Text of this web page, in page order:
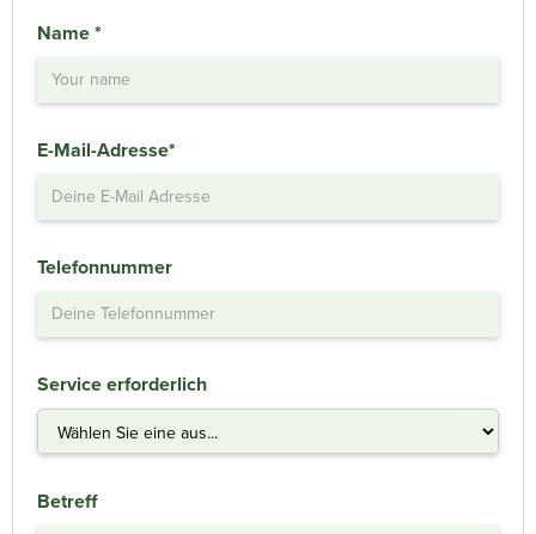
Name *
E-Mail-Adresse*
Telefonnummer
Service erforderlich
Betreff